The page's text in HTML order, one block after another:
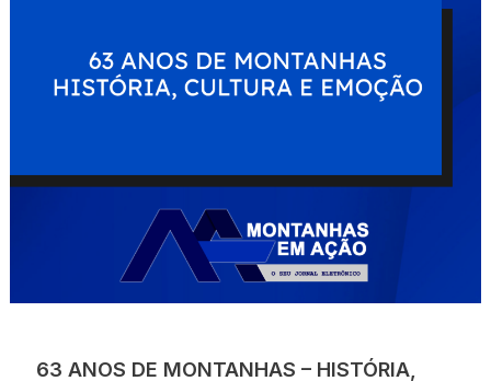
63 ANOS DE MONTANHAS – HISTÓRIA,